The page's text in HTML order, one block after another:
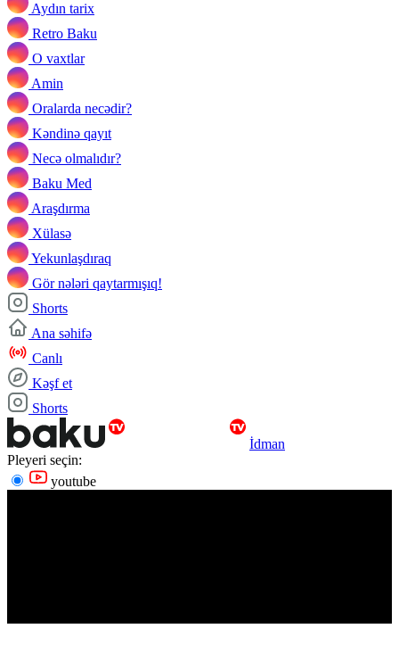
Aydın tarix
Retro Baku
O vaxtlar
Amin
Oralarda necədir?
Kəndinə qayıt
Necə olmalıdır?
Baku Med
Araşdırma
Xülasə
Yekunlaşdıraq
Gör nələri qaytarmışıq!
Shorts
Ana səhifə
Canlı
Kəşf et
Shorts
İdman
Pleyeri seçin:
youtube